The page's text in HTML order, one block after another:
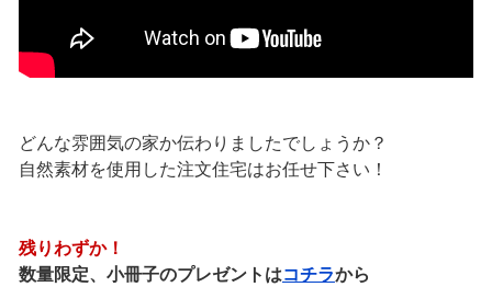
どんな雰囲気の家か伝わりましたでしょうか？
自然素材を使用した注文住宅はお任せ下さい！
残りわずか！
数量限定、小冊子のプレゼントはコチラから